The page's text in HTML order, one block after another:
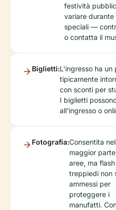
festività
variare durante
speciali —
o contatta il
Biglietti:L'ingresso ha un
tipicamente
con sconti per
I biglietti
all'ingresso o
Fotografia:Consentita
maggior
aree, ma
treppiedi non
ammessi per
proteggere i
manufatti.